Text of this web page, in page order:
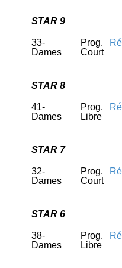
STAR 9
33-
Dames
Prog.
Court
STAR 8
41-
Dames
Prog.
Libre
STAR 7
32-
Dames
Prog.
Court
STAR 6
38-
Dames
Prog.
Libre